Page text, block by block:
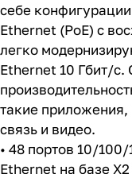
себе
Ethernet (PoE) с
легко
Ethernet 10 Гбит/
такие приложения,
связь и видео.
• 48 портов 10/
Ethernet на базе X2